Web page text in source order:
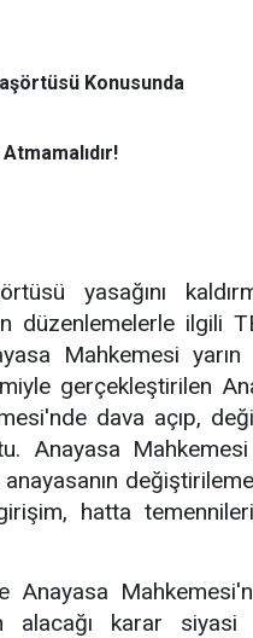
Konusunda
yasağını
düzenlemelerle ilgili
Mahkemesi
gerçekleştirilen
dava açıp,
Anayasa
hatta
Anayasa
alacağı karar